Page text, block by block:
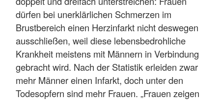
dürfen bei unerklärlichen Schmerzen im
Brustbereich einen Herzinfarkt nicht deswegen
ausschließen, weil diese lebensbedrohliche
Krankheit meistens mit Männern in Verbindung
gebracht wird. Nach der Statistik erleiden zwar
mehr Männer einen Infarkt, doch unter den
Todesopfern sind mehr Frauen. „Frauen zeigen